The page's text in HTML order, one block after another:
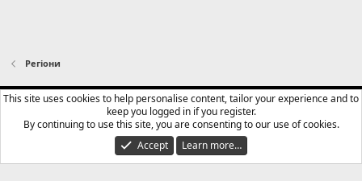
Регіони
English (US)
Terms and rules
Privacy policy Help Home
R
S
Community platform by XenForo® © 2010-2024 XenForo Ltd.
This site uses cookies to help personalise content, tailor your experience and to
keep you logged in if you register.
By continuing to use this site, you are consenting to our use of cookies.
Accept
Learn more…